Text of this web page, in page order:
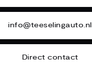
info@teeselingauto.nl
Direct contact